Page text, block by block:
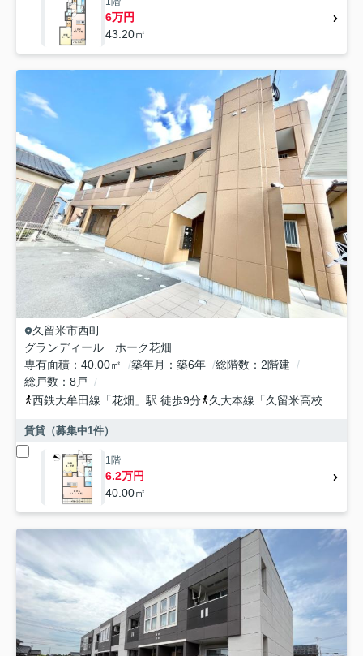
6万円
43.20㎡
久留米市西町
グランディール ホーク花畑
専有面積
40.00㎡ 築年月 築6年 総階数
2階建
総戸数
8戸
西鉄大牟田線 「花畑 」駅 徒歩9分 久大本線 「久留米高校前
賃貸（募集中1件）
1階
6.2万円
40.00㎡